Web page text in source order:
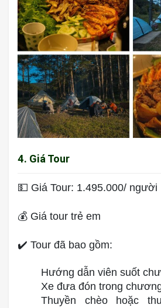
4. Giá Tour
💵 Giá Tour: 1.495.000/ người
💰 Giá tour trẻ em
✔️ Tour đã bao gồm:
Hướng dẫn viên suốt
Xe đưa đón trong
Thuyền chèo hoặc